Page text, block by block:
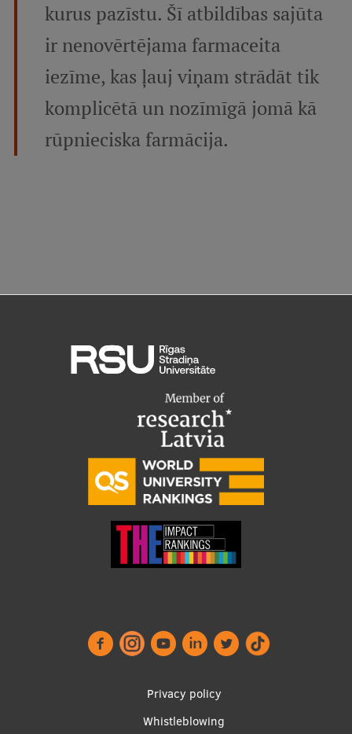
kurus pazīstu. Šī atbildības sajūta
ir nenovērtējama farmaceita
iezīme, kas ļauj viņam strādāt tik
komplicētā un nozīmīgā jomā kā
rūpnieciska farmācija.
Privacy policy
Whistleblowing